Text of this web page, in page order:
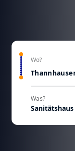
Wo?
Was?
Sanitätshaus